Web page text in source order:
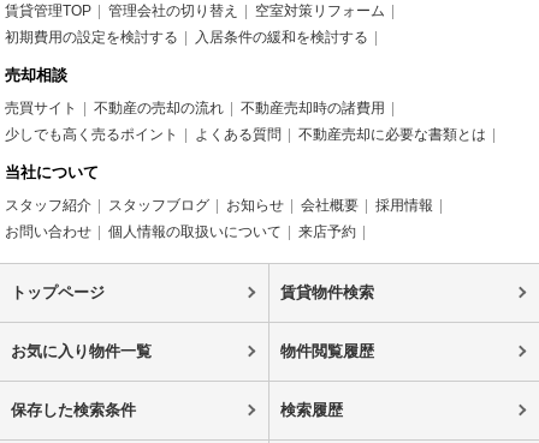
賃貸管理TOP 管理会社の切り替え
空室対策リフォーム
初期費用の設定を検討する
入居条件の緩和を検討する
売却相談
売買サイト 不動産の売却の流れ
不動産売却時の諸費用
少しでも高く売るポイント
よくある質問 不動産売却に必要な書類とは
当社について
スタッフ紹介 スタッフブログ お知らせ 会社概要
採用情報
お問い合わせ
個人情報の取扱いについて 来店予約
トップページ 賃貸物件検索
お気に入り物件一覧 物件閲覧履歴
保存した検索条件 検索履歴